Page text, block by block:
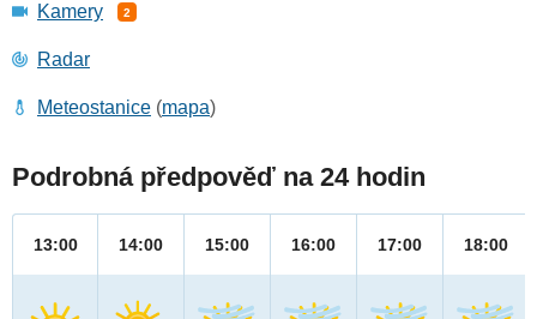
Kamery 2
Radar
Meteostanice (mapa)
Podrobná předpověď na 24 hodin
13:00 14:00 15:00 16:00 17:00 18:00